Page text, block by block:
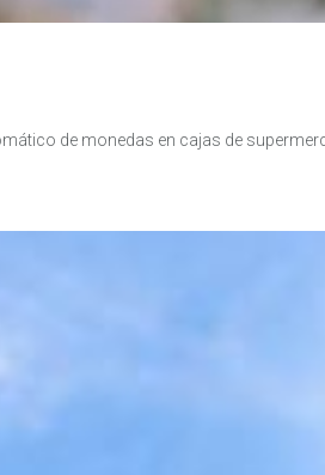
de monedas en cajas de